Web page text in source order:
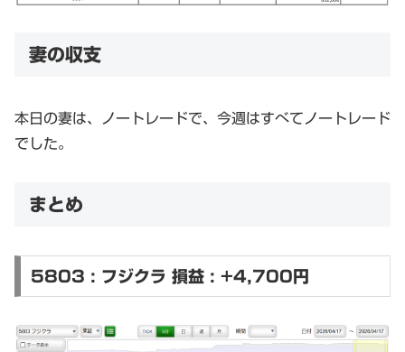
妻の収支
本日の妻は、ノートレードで、今週はすべてノートレード
でした。
まとめ
5803 : フジクラ 損益 : +4,700円